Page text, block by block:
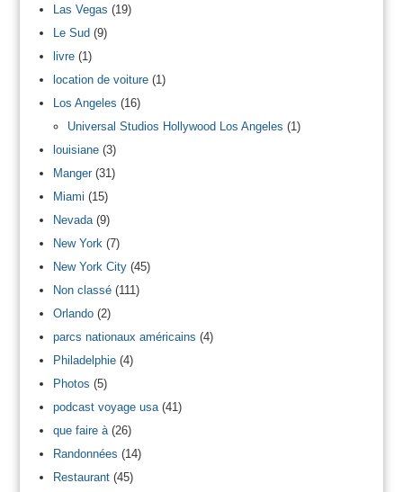
Las Vegas (19)
Le Sud(9)
livre(1)
location de voiture(1)
Los Angeles (16)
Universal Studios Hollywood Los Angeles (1)
louisiane(3)
Manger(31)
Miami (15)
Nevada(9)
New York (7)
New York City(45)
Non classé(111)
Orlando(2)
parcs nationaux américains (4)
Philadelphie(4)
Photos (5)
podcast voyage usa(41)
que faire à(26)
Randonnées (14)
Restaurant(45)